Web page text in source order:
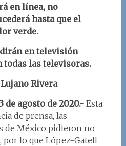
en línea, no
hasta que el
verde.
en televisión
las televisoras.
Rivera
de agosto de 2020.-Esta
de prensa, las
de México pidieron no
por lo que López-Gatell